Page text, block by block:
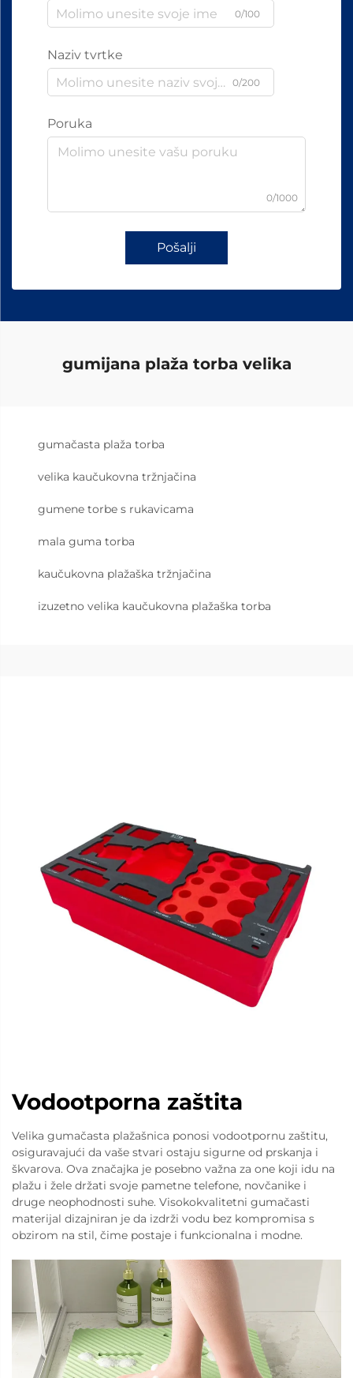
0/100
Naziv tvrtke
0/200
Poruka
0/1000
Pošalji
gumijana plaža torba velika
gumačasta plaža torba
velika kaučukovna tržnjačina
gumene torbe s rukavicama
mala guma torba
kaučukovna plažaška tržnjačina
izuzetno velika kaučukovna plažaška torba
Vodootporna zaštita
Velika gumačasta plažašnica ponosi vodootpornu zaštitu,
osiguravajući da vaše stvari ostaju sigurne od prskanja i
škvarova. Ova značajka je posebno važna za one koji idu na
plažu i žele držati svoje pametne telefone, novčanike i
druge neophodnosti suhe. Visokokvalitetni gumačasti
materijal dizajniran je da izdrži vodu bez kompromisa s
obzirom na stil, čime postaje i funkcionalna i modne.